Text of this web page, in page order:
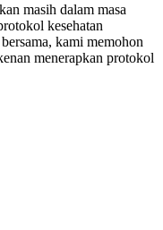
masih dalam masa
kesehatan
kami memohon
menerapkan protokol